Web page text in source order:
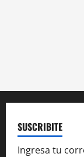
SUSCRIBITE
Ingresa tu